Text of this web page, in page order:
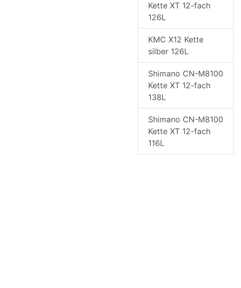
Kette XT 12-fach
126L
KMC X12 Kette
silber 126L
Shimano CN-M8100
Kette XT 12-fach
138L
Shimano CN-M8100
Kette XT 12-fach
116L